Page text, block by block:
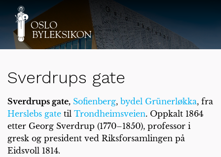
Sverdrups gate
Sverdrups gate, Sofienberg, bydel Grünerløkka, fra
Herslebs gate til Trondheimsveien. Oppkalt 1864
etter Georg Sverdrup (1770–1850), professor i
gresk og president ved Riksforsamlingen på
Eidsvoll 1814.